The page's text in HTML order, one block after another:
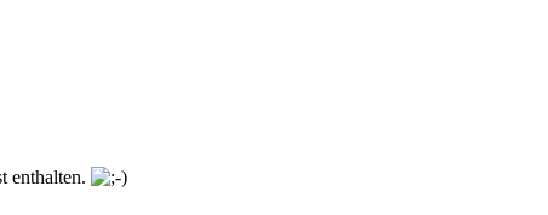
enthalten.